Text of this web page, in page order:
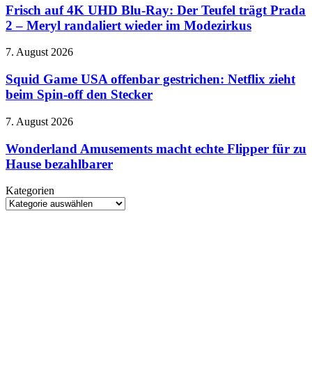
ordnet
Änderungen
Facebook
Instagram
an
4K
UHD
Blu-
Der
trägt
Prada
–
randaliert
wieder
im
Frisch auf 4K UHD Blu-Ray: Der Teufel trägt Prada
2 – Meryl randaliert wieder im Modezirkus
Squid
USA
offenbar
gestrichen:
zieht
Spin-
off
Stecker
7. August 2026
Squid Game USA offenbar gestrichen: Netflix zieht
beim Spin-off den Stecker
Wonderland
macht
echte
Flipper
zu
Hause
7. August 2026
Wonderland Amusements macht echte Flipper für zu
Hause bezahlbarer
Kategorien
Kategorien